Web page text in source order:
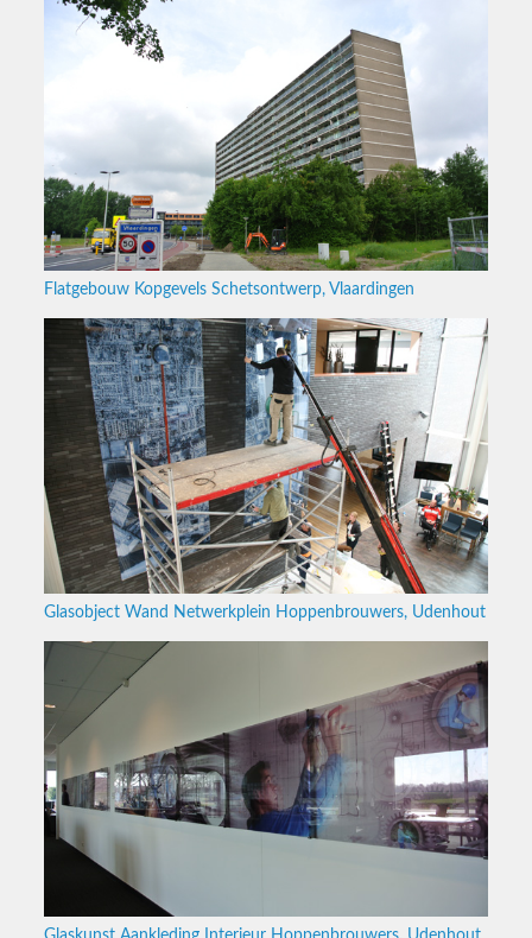
Flatgebouw Kopgevels Schetsontwerp, Vlaardingen
Glasobject Wand Netwerkplein Hoppenbrouwers, Udenhout